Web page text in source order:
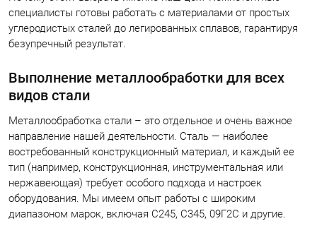
специалисты готовы работать с материалами от простых
углеродистых сталей до легированных сплавов, гарантируя
безупречный результат.
Выполнение металлообработки для всех
видов стали
Металлообработка стали – это отдельное и очень важное
направление нашей деятельности. Сталь — наиболее
востребованный конструкционный материал, и каждый ее
тип (например, конструкционная, инструментальная или
нержавеющая) требует особого подхода и настроек
оборудования. Мы имеем опыт работы с широким
диапазоном марок, включая С245, С345, 09Г2С и другие.